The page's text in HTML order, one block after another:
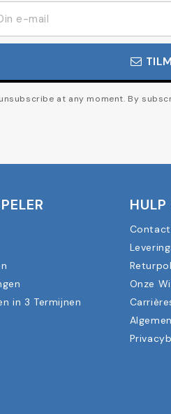
at any moment. By
in 3 Termijnen
Onze